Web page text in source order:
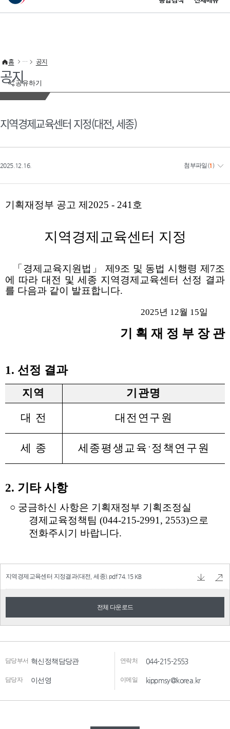
이 누리집은 대한민국 공식 전자정부 누리집입니다.
공유하기
홈 공지
공지
지역경제교육센터 지정(대전, 세종)
2025.12.16. 첨부파일 (1)
지역경제교육센터 지정결과(대전, 세종).pdf74.15 KB
전체 다운로드
담당부서 혁신정책담당관 연락처 044-215-2553
담당자 이선영 이메일 kippmsy@korea.kr